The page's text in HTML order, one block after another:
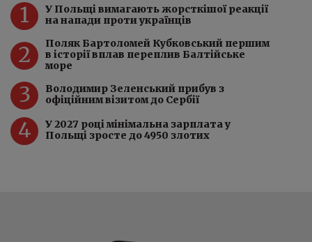
1
У Польщі вимагають жорсткішої реакції
на напади проти українців
2
Поляк Бартоломей Кубковський першим
в історії вплав переплив Балтійське
море
3
Володимир Зеленський прибув з
офіційним візитом до Сербії
4
У 2027 році мінімальна зарплата у
Польщі зросте до 4950 злотих